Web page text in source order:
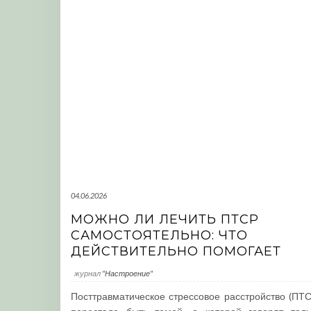
04.06.2026
МОЖНО ЛИ ЛЕЧИТЬ ПТСР
САМОСТОЯТЕЛЬНО: ЧТО
ДЕЙСТВИТЕЛЬНО ПОМОГАЕТ
журнал "Настроение"
Посттравматическое стрессовое расстройство